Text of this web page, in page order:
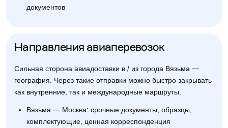
документов
Направления авиаперевозок
Сильная сторона авиадоставки в / из города Вязьма —
география. Через такие отправки можно быстро закрывать
как внутренние, так и международные маршруты.
Вязьма — Москва: срочные документы, образцы,
комплектующие, ценная корреспонденция